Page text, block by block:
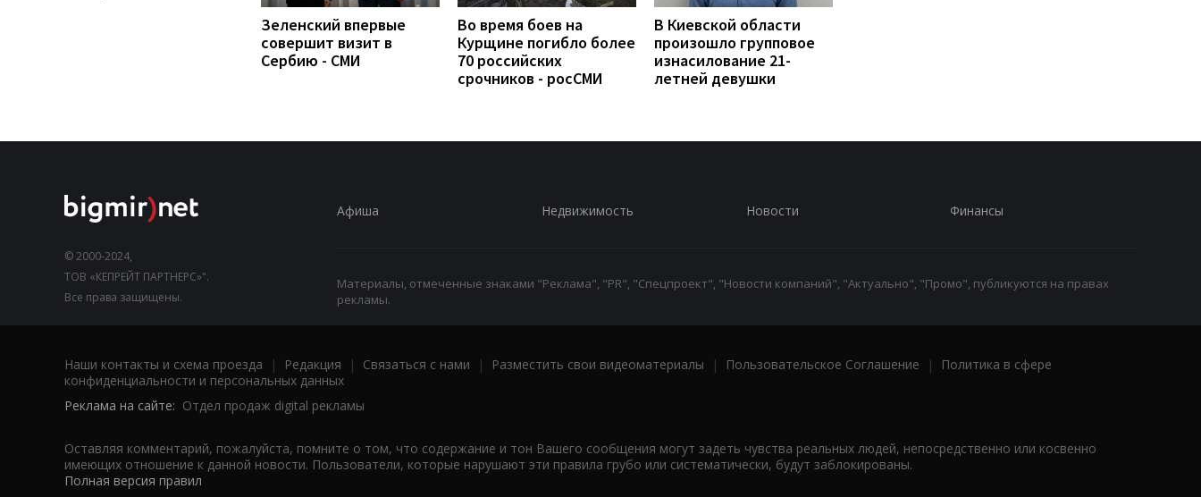
Зеленский впервые
совершит визит в
Сербию - СМИ
Во время боев на
Курщине погибло более
70 российских
срочников - росСМИ
В Киевской области
произошло групповое
изнасилование 21-
летней девушки
© 2000-2024,
ТОВ «КЕПРЕЙТ ПАРТНЕРС»".
Все права защищены.
Афиша Недвижимость Новости Финансы
Материалы, отмеченные знаками "Реклама", "PR", "Спецпроект", "Новости компаний", "Актуально", "Промо", публикуются на правах
рекламы.
Наши контакты и схема проезда | Редакция | Связаться с нами | Разместить свои видеоматериалы | Пользовательское Соглашение |
Политика в сфере
конфиденциальности и персональных данных
Реклама на сайте: Отдел продаж digital рекламы
Оставляя комментарий, пожалуйста, помните о том, что содержание и тон Вашего сообщения могут задеть чувства реальных людей, непосредственно или косвенно
имеющих отношение к данной новости. Пользователи, которые нарушают эти правила грубо или систематически, будут заблокированы.
Полная версия правил